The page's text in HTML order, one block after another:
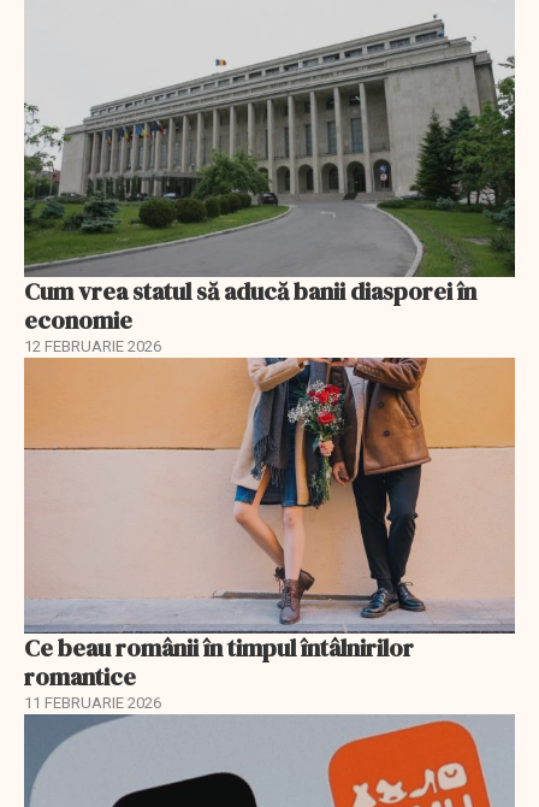
Cum vrea statul să aducă banii diasporei în
economie
12 FEBRUARIE 2026
Ce beau românii în timpul întâlnirilor
romantice
11 FEBRUARIE 2026